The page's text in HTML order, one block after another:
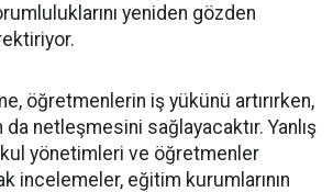
yeniden gözden
öğretmenlerin iş yükünü artırırken,
da netleşmesini sağlayacaktır. Yanlış
yönetimleri ve öğretmenler
incelemeler, eğitim kurumlarının